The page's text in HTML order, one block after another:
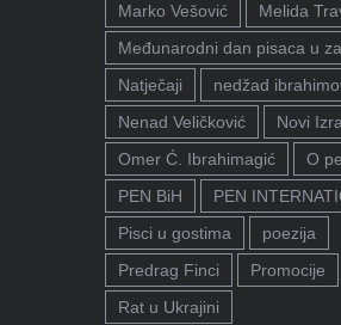
Marko Vešović
Melida
Međunarodni dan pisaca u
Natječaji
nedžad
Nenad Veličković
Novi
Omer Ć. Ibrahimagić
O
PEN BiH
PEN
Pisci u gostima
poezija
Predrag Finci
Promocije
Rat u Ukrajini